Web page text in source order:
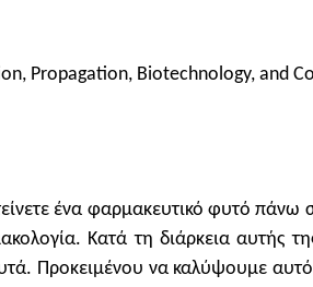
Propagation, Biotechnology, and
ένα φαρμακευτικό φυτό
Κατά τη διάρκεια αυτής
Προκειμένου να καλύψουμε